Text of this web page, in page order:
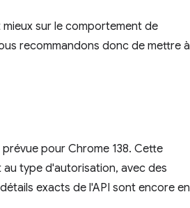
sur le comportement de
recommandons donc de mettre à
prévue pour Chrome 138. Cette
type d'autorisation, avec des
exacts de l'API sont encore en